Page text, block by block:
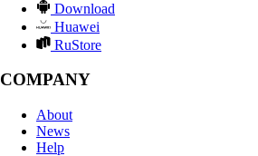
Download
Huawei
RuStore
COMPANY
About
News
Help